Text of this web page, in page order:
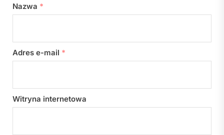
Nazwa *
Adres e-mail *
Witryna internetowa